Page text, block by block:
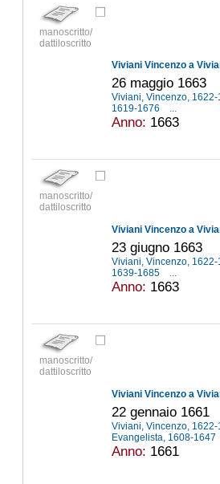
manoscritto/
dattiloscritto
Viviani Vincenzo a
26 maggio 1663
Viviani, Vincenzo,
1619-1676
...
Anno: 1663
manoscritto/
dattiloscritto
Viviani Vincenzo a
23 giugno 1663
Viviani, Vincenzo,
1639-1685
...
Anno: 1663
manoscritto/
dattiloscritto
Viviani Vincenzo a
22 gennaio 1661
Viviani, Vincenzo,
Evangelista, 1608-1647
Anno: 1661